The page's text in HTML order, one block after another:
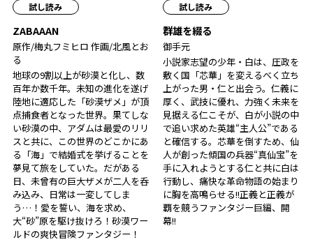
試し読み
ZABAAAN
原作/梅丸フミヒロ 作画/北風とお
る
地球の9割以上が砂漠と化し、数
百年か数千年。未知の進化を遂げ
陸地に適応した「砂漠ザメ」が頂
点捕食者となった世界。果てしな
い砂漠の中、アダムは最愛のリリ
スと共に、この世界のどこかにあ
る「海」で結婚式を挙げることを
夢見て旅をしていた。だがある
日、未曾有の巨大ザメが二人を呑
み込み、日常は一変してしま
う…！愛を誓い、海を求め、
大“砂”原を駆け抜けろ！砂漠ワー
ルドの爽快冒険ファンタジー！
試し読み
群雄を綴る
御手元
小説家志望の少年・白は、圧政を
敷く国「芯華」を変えるべく立ち
上がった男・仁と出会う。仁義に
厚く、武技に優れ、力強く未来を
見据える仁こそが、白が小説の中
で追い求めた英雄――“主人公”である
と確信する。芯華を倒すため、仙
人が創った傾国の兵器“真仙宝”を
手に入れようとする仁と共に白は
行動し、痛快な革命物語の始まり
に胸を高鳴らせる――!!正義と正義が
覇を競うファンタジー巨編、開
幕!!